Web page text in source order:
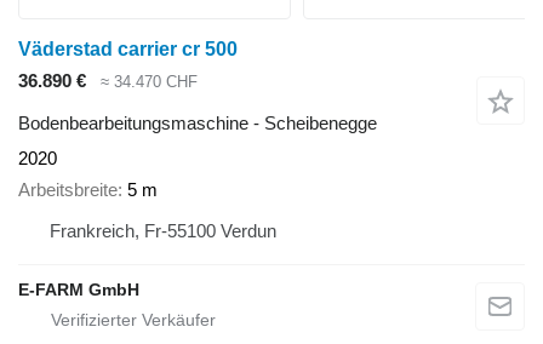
Väderstad carrier cr 500
36.890 €
≈ 34.470 CHF
Bodenbearbeitungsmaschine - Scheibenegge
2020
Arbeitsbreite 5 m
Frankreich, Fr-55100 Verdun
E-FARM GmbH